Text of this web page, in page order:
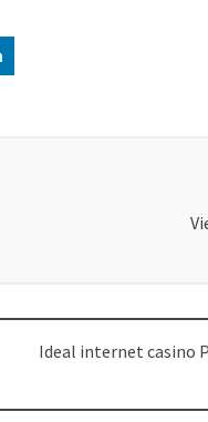
Ideal internet casino